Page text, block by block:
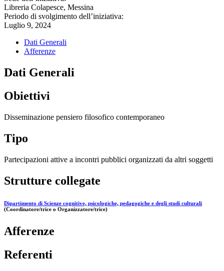
Libreria Colapesce, Messina
Periodo di svolgimento dell’iniziativa:
Luglio 9, 2024
Dati Generali
Afferenze
Dati Generali
Obiettivi
Disseminazione pensiero filosofico contemporaneo
Tipo
Partecipazioni attive a incontri pubblici organizzati da altri soggetti
Strutture collegate
Dipartimento di Scienze cognitive, psicologiche, pedagogiche e degli studi culturali
(Coordinatore/trice o Organizzatore/trice)
Afferenze
Referenti